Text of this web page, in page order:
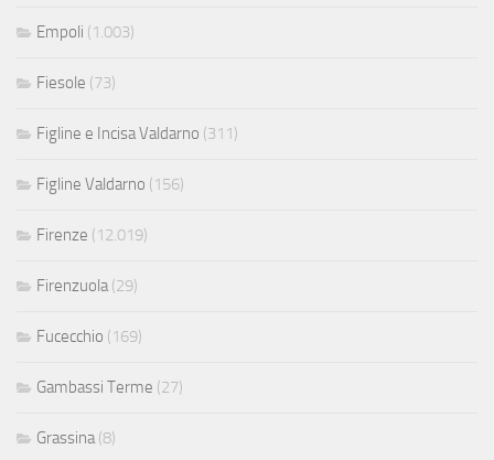
Empoli (1.003)
Fiesole (73)
Figline e Incisa Valdarno (311)
Figline Valdarno (156)
Firenze (12.019)
Firenzuola(29)
Fucecchio (169)
Gambassi Terme (27)
Grassina(8)